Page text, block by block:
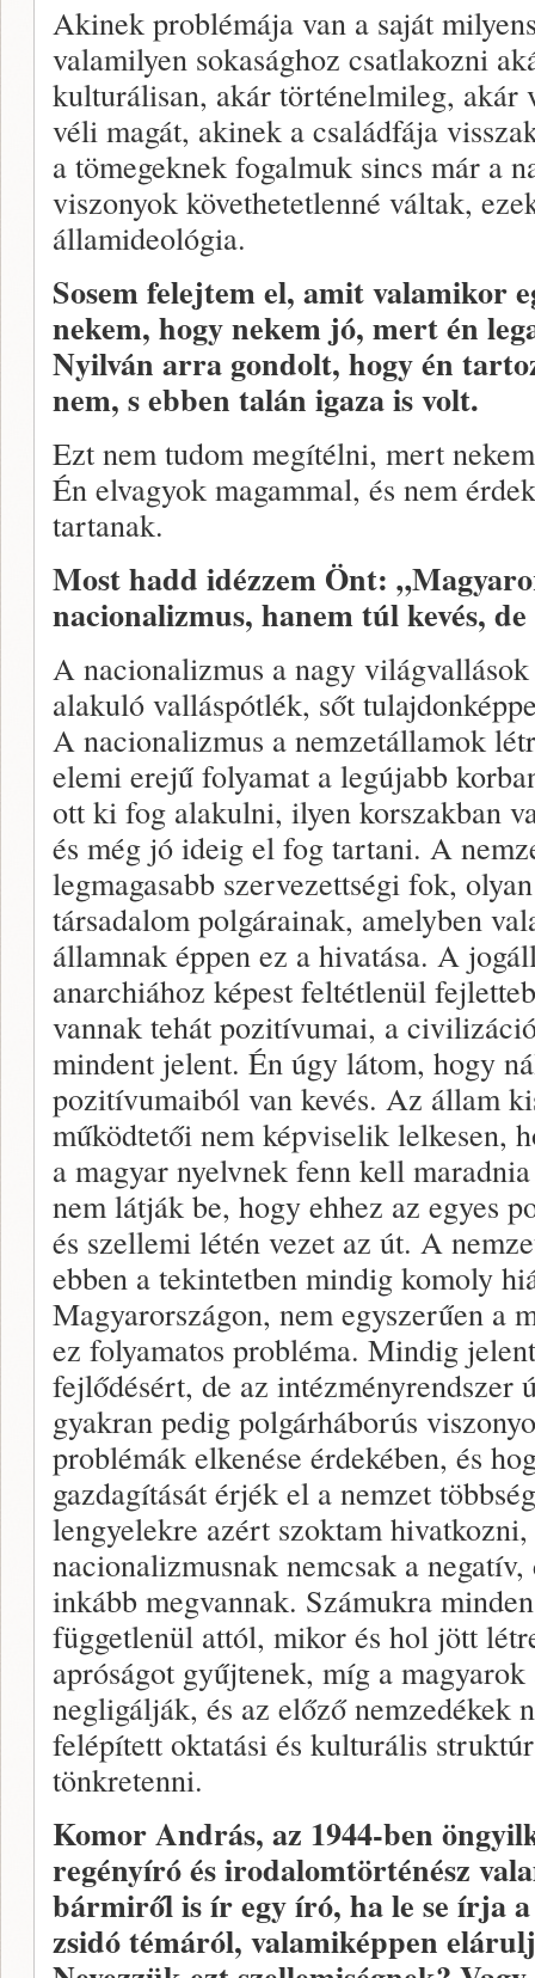
Akinek problémája van a saját
valamilyen sokasághoz csatlakozni
kulturálisan, akár történelmileg, akár
véli magát, akinek a családfája
a tömegeknek fogalmuk sincs már a
viszonyok követhetetlenné váltak,
államideológia.
Sosem felejtem el, amit valamikor
nekem, hogy nekem jó, mert én
Nyilván arra gondolt, hogy én
nem, s ebben talán igaza is volt.
Ezt nem tudom megítélni, mert
Én elvagyok magammal, és nem
tartanak.
Most hadd idézzem Önt:
nacionalizmus, hanem túl kevés,
A nacionalizmus a nagy
alakuló valláspótlék, sőt
A nacionalizmus a nemzetállamok
elemi erejű folyamat a legújabb
ott ki fog alakulni, ilyen korszakban
és még jó ideig el fog tartani. A
legmagasabb szervezettségi fok,
társadalom polgárainak, amelyben
államnak éppen ez a hivatása. A
anarchiához képest feltétlenül
vannak tehát pozitívumai, a
mindent jelent. Én úgy látom, hogy
pozitívumaiból van kevés. Az állam
működtetői nem képviselik lelkesen,
a magyar nyelvnek fenn kell
nem látják be, hogy ehhez az egyes
és szellemi létén vezet az út. A
ebben a tekintetben mindig komoly
Magyarországon, nem egyszerűen a
ez folyamatos probléma. Mindig
fejlődésért, de az intézményrendszer
gyakran pedig polgárháborús
problémák elkenése érdekében, és
gazdagítását érjék el a nemzet
lengyelekre azért szoktam
nacionalizmusnak nemcsak a
inkább megvannak. Számukra
függetlenül attól, mikor és hol jött
apróságot gyűjtenek, míg a
negligálják, és az előző nemzedékek
felépített oktatási és kulturális
tönkretenni.
Komor András, az 1944-ben
regényíró és irodalomtörténész
bármiről is ír egy író, ha le se írja
zsidó témáról, valamiképpen